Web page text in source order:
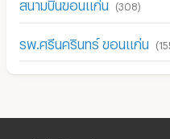
สนามบินขอนแก่น (308)
รพ.ศรีนครินทร์ ขอนแก่น (